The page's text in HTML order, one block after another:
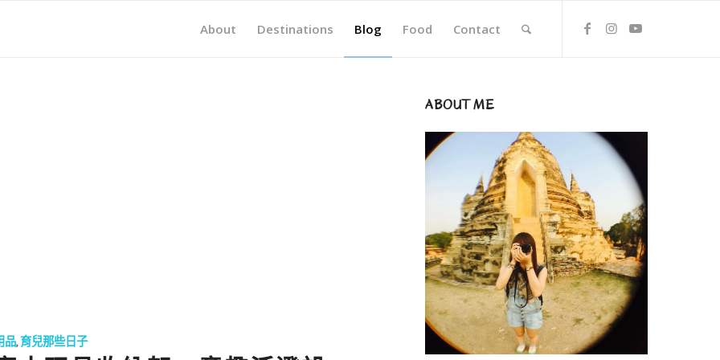
About Destinations Blog Food Contact
品,育兒那些日子
ABOUT ME